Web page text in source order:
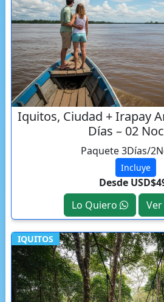
Iquitos, Ciudad + Irapay
Días – 02
Paquete 3Días/
Incluye
Desde
Lo Quiero
IQUITOS